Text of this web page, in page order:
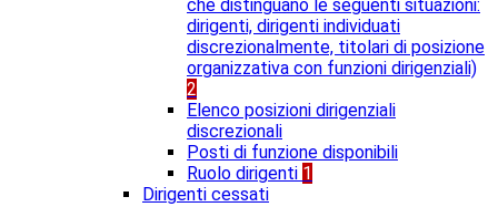
che distinguano le seguenti situazioni:
dirigenti, dirigenti individuati
discrezionalmente, titolari di posizione
organizzativa con funzioni dirigenziali)
2
Elenco posizioni dirigenziali
discrezionali
Posti di funzione disponibili
Ruolo dirigenti 1
Dirigenti cessati